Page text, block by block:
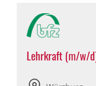
Lehrkraft (m/w/